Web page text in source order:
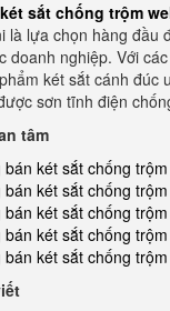
sắt chống trộm
là lựa chọn hàng đầu
doanh nghiệp. Với
két sắt cánh đúc
sơn tĩnh điện
tâm
két sắt chống
két sắt chống
két sắt chống
két sắt chống
két sắt chống